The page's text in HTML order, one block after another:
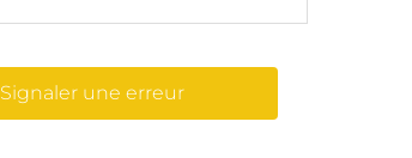
Signaler une erreur